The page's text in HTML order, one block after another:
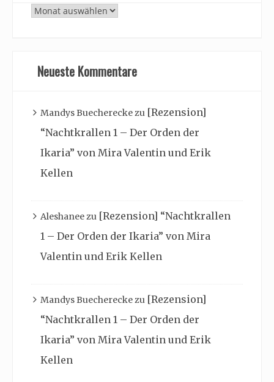
Archiv
Neueste Kommentare
Mandys Buechereckezu [Rezension]
“Nachtkrallen 1 – Der Orden der
Ikaria” von Mira Valentin und Erik
Kellen
Aleshaneezu [Rezension] “Nachtkrallen
1 – Der Orden der Ikaria” von Mira
Valentin und Erik Kellen
Mandys Buechereckezu [Rezension]
“Nachtkrallen 1 – Der Orden der
Ikaria” von Mira Valentin und Erik
Kellen